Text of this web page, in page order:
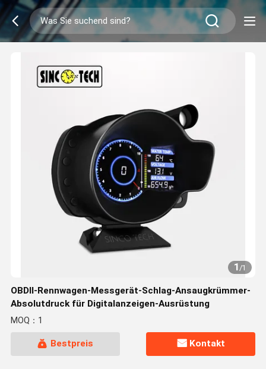
1/1
OBDII-Rennwagen-Messgerät-Schlag-Ansaugkrümmer-
Absolutdruck für Digitalanzeigen-Ausrüstung
MOQ：1
Bestpreis Kontakt